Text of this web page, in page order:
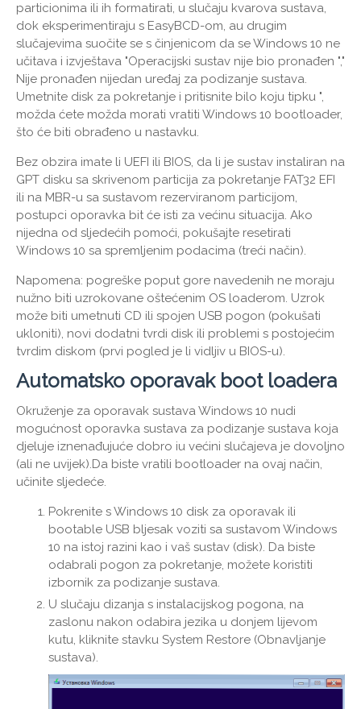
particionima ili ih formatirati, u slučaju kvarova sustava,
dok eksperimentiraju s EasyBCD-om, au drugim
slučajevima suočite se s činjenicom da se Windows 10 ne
učitava i izvještava "Operacijski sustav nije bio pronađen ","
Nije pronađen nijedan uređaj za podizanje sustava.
Umetnite disk za pokretanje i pritisnite bilo koju tipku ",
možda ćete možda morati vratiti Windows 10 bootloader,
što će biti obrađeno u nastavku.
Bez obzira imate li UEFI ili BIOS, da li je sustav instaliran na
GPT disku sa skrivenom particija za pokretanje FAT32 EFI
ili na MBR-u sa sustavom rezerviranom particijom,
postupci oporavka bit će isti za većinu situacija. Ako
nijedna od sljedećih pomoći, pokušajte resetirati
Windows 10 sa spremljenim podacima (treći način).
Napomena: pogreške poput gore navedenih ne moraju
nužno biti uzrokovane oštećenim OS loaderom. Uzrok
može biti umetnuti CD ili spojen USB pogon (pokušati
ukloniti), novi dodatni tvrdi disk ili problemi s postojećim
tvrdim diskom (prvi pogled je li vidljiv u BIOS-u).
Automatsko oporavak boot loadera
Okruženje za oporavak sustava Windows 10 nudi
mogućnost oporavka sustava za podizanje sustava koja
djeluje iznenađujuće dobro iu većini slučajeva je dovoljno
(ali ne uvijek).Da biste vratili bootloader na ovaj način,
učinite sljedeće.
Pokrenite s Windows 10 disk za oporavak ili
bootable USB bljesak voziti sa sustavom Windows
10 na istoj razini kao i vaš sustav (disk). Da biste
odabrali pogon za pokretanje, možete koristiti
izbornik za podizanje sustava.
U slučaju dizanja s instalacijskog pogona, na
zaslonu nakon odabira jezika u donjem lijevom
kutu, kliknite stavku System Restore (Obnavljanje
sustava).